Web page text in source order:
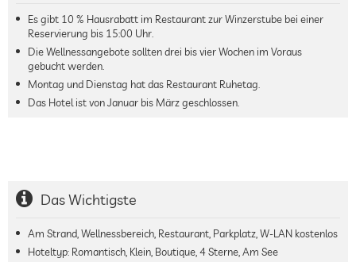
Es gibt 10 % Hausrabatt im Restaurant zur Winzerstube bei einer
Reservierung bis 15:00 Uhr.
Die Wellnessangebote sollten drei bis vier Wochen im Voraus
gebucht werden.
Montag und Dienstag hat das Restaurant Ruhetag.
Das Hotel ist von Januar bis März geschlossen.
Das Wichtigste
Am Strand, Wellnessbereich, Restaurant, Parkplatz, W-LAN kostenlos
Hoteltyp: Romantisch, Klein, Boutique, 4 Sterne, Am See